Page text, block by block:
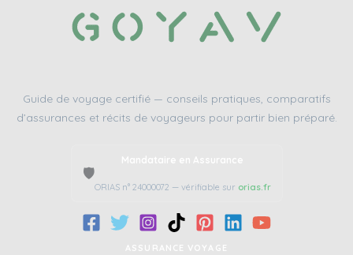
Guide de voyage certifié — conseils pratiques, comparatifs
d’assurances et récits de voyageurs pour partir bien préparé.
🛡️
Mandataire en Assurance
ORIAS n° 24000072 — vérifiable sur orias.fr
ASSURANCE VOYAGE